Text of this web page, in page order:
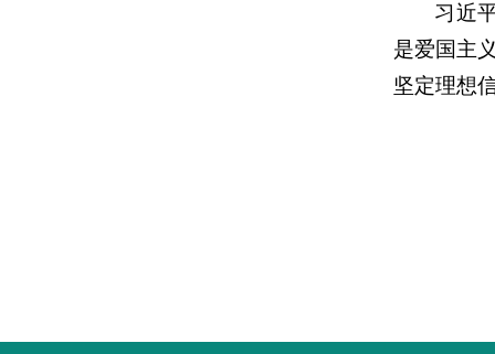
习近
是爱国主
坚定理想